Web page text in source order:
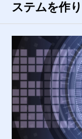
ステムを作